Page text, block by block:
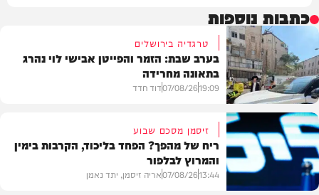
כתבות נוספות
בארץ
טרגדיה בירושלים
בערב שבת: הזמר והפייטן אבישי לוי נהרג
בתאונה מחרידה
19:09
07/08/26דוד חדד
זיסמן מסכם שבוע
ריח של מהפך? הפחד בליכוד, הקרבות בימין
והמרוץ לבלפור
13:44
07/08/26אריה זיסמן, יתד נאמן